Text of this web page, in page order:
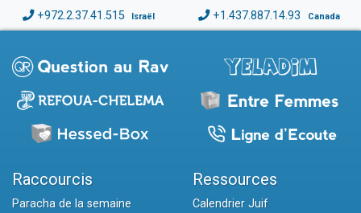
+972.2.37.41.515 Israël +1.437.887.14.93 Canada
Raccourcis
Paracha de la semaine
Ressources
Calendrier Juif